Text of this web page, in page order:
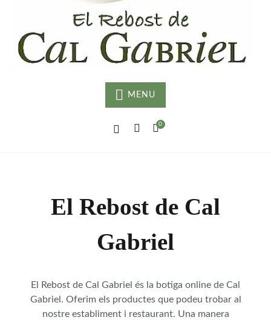
MENU
0
El Rebost de Cal
Gabriel
El Rebost de Cal Gabriel és la botiga online de Cal
Gabriel. Oferim els productes que podeu trobar al
nostre establiment i restaurant. Una manera